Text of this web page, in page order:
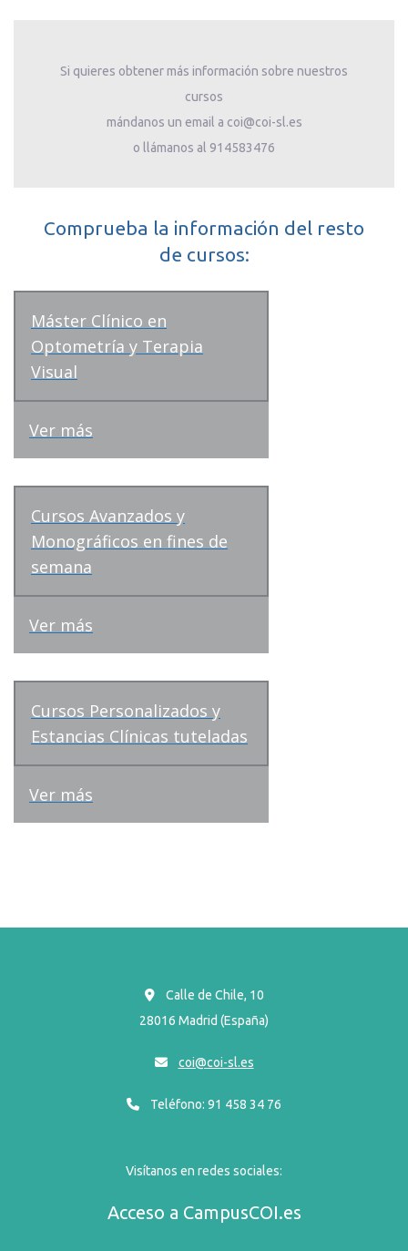
Si quieres obtener más información sobre nuestros
cursos
mándanos un email a coi@coi-sl.es
o llámanos al 914583476
Comprueba la información del resto
de cursos:
Máster Clínico en
Optometría y Terapia
Visual
Ver más
Cursos Avanzados y
Monográficos en fines de
semana
Ver más
Cursos Personalizados y
Estancias Clínicas tuteladas
Ver más
Calle de Chile, 10
28016 Madrid (España)
coi@coi-sl.es
Teléfono: 91 458 34 76
Visítanos en redes sociales:
Acceso a CampusCOI.es